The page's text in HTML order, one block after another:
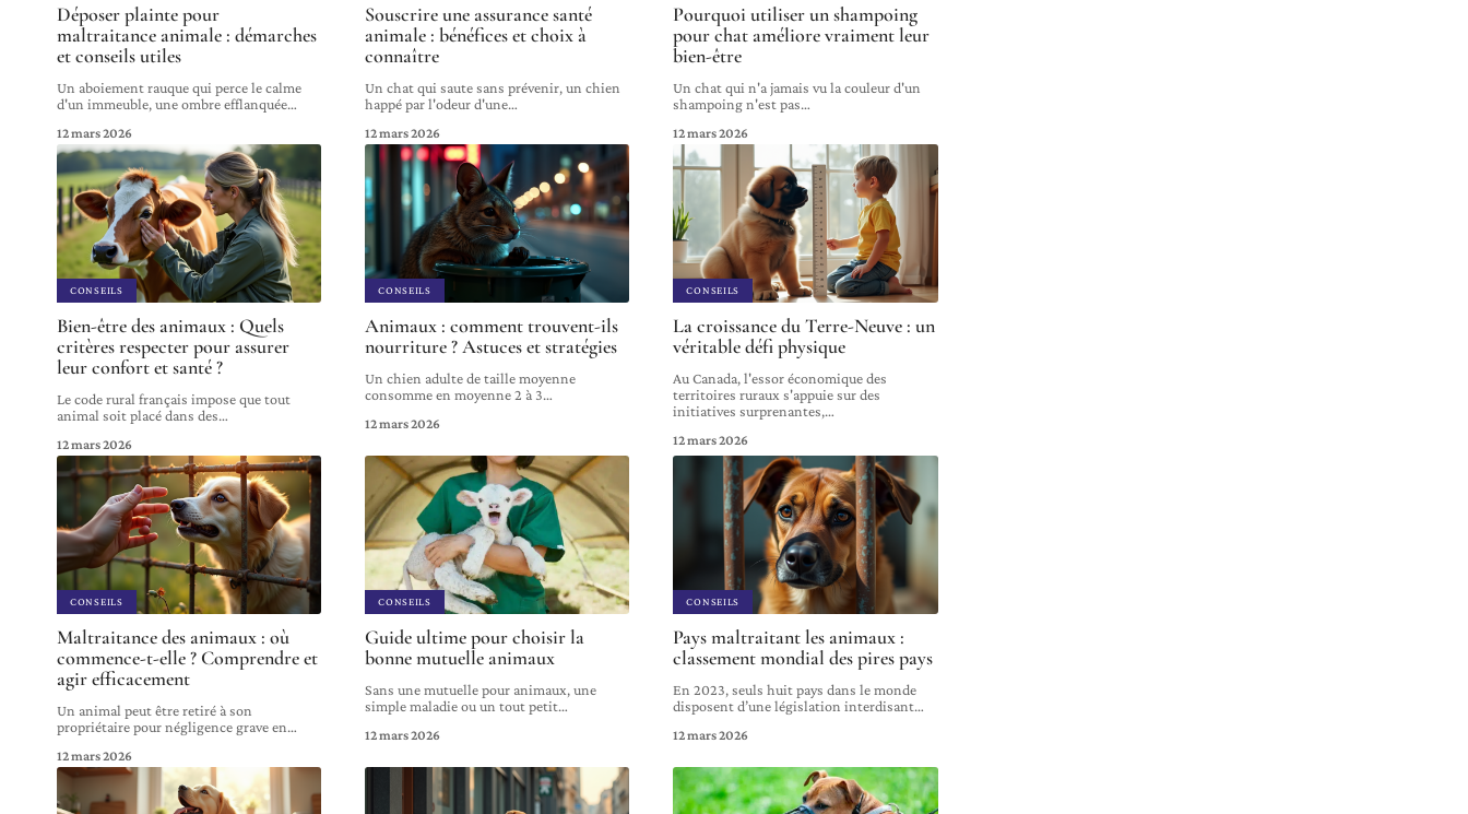
Déposer plainte pour
maltraitance animale : démarches
et conseils utiles
Un aboiement rauque qui perce le calme
d'un immeuble, une ombre efflanquée…
12 mars 2026
Souscrire une assurance santé
animale : bénéfices et choix à
connaître
Un chat qui saute sans prévenir, un chien
happé par l'odeur d'une…
12 mars 2026
Pourquoi utiliser un shampoing
pour chat améliore vraiment leur
bien-être
Un chat qui n'a jamais vu la couleur d'un
shampoing n'est pas…
12 mars 2026
CONSEILS
Bien-être des animaux : Quels
critères respecter pour assurer
leur confort et santé ?
Le code rural français impose que tout
animal soit placé dans des…
12 mars 2026
CONSEILS
Animaux : comment trouvent-ils
nourriture ? Astuces et stratégies
Un chien adulte de taille moyenne
consomme en moyenne 2 à 3…
12 mars 2026
CONSEILS
La croissance du Terre-Neuve : un
véritable défi physique
Au Canada, l'essor économique des
territoires ruraux s'appuie sur des
initiatives surprenantes,…
12 mars 2026
CONSEILS
Maltraitance des animaux : où
commence-t-elle ? Comprendre et
agir efficacement
Un animal peut être retiré à son
propriétaire pour négligence grave en…
12 mars 2026
CONSEILS
Guide ultime pour choisir la
bonne mutuelle animaux
Sans une mutuelle pour animaux, une
simple maladie ou un tout petit…
12 mars 2026
CONSEILS
Pays maltraitant les animaux :
classement mondial des pires pays
En 2023, seuls huit pays dans le monde
disposent d’une législation interdisant…
12 mars 2026